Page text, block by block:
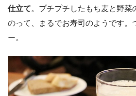
仕立て。プチプチしたもち麦と野菜
のって、まるでお寿司のようです。
ー。